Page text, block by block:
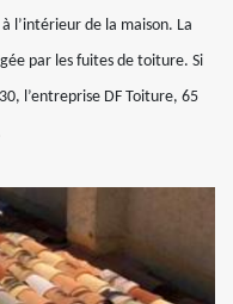
l’intérieur de la maison. La
par les fuites de toiture. Si
l’entreprise DF Toiture, 65